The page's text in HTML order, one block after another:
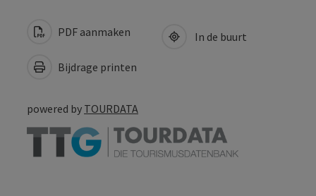
PDF aanmaken
Bijdrage printen
In de buurt
powered by TOURDATA